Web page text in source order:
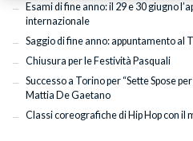
Esami di fine anno: il 29 e 30 giugno
internazionale
Saggio di fine anno: appuntamento al
Chiusura per le Festività Pasquali
Successo a Torino per “Sette Spose
Mattia De Gaetano
Classi coreografiche di Hip Hop con il